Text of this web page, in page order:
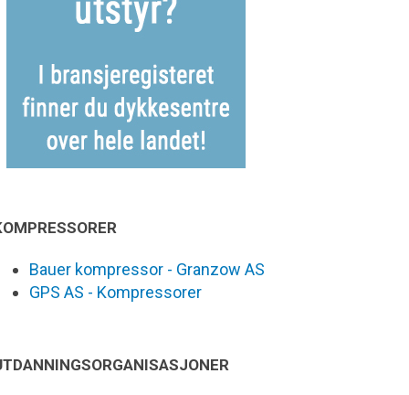
Bauer kompressor - Granzow AS
GPS AS - Kompressorer